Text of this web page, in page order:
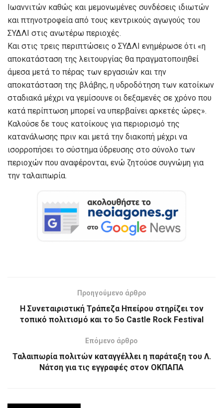
Ιωαννιτών καθώς και μεμονωμένες συνδέσεις ιδιωτών
και πτηνοτροφεία από τους κεντρικούς αγωγούς του
ΣΥΔΛΙ στις ανωτέρω περιοχές.
Και στις τρεις περιπτώσεις ο ΣΥΔΛΙ ενημέρωσε ότι «η
αποκατάσταση της λειτουργίας θα πραγματοποιηθεί
άμεσα μετά το πέρας των εργασιών και την
αποκατάσταση της βλάβης, η υδροδότηση των κατοίκων
σταδιακά μέχρι να γεμίσουνε οι δεξαμενές σε χρόνο που
κατά περίπτωση μπορεί να υπερβαίνει αρκετές ώρες».
Καλούσε δε τους κατοίκους για περιορισμό της
κατανάλωσης πριν και μετά την διακοπή μέχρι να
ισορροπήσει το σύστημα ύδρευσης στο σύνολο των
περιοχών που αναφέρονται, ενώ ζητούσε συγνώμη για
την ταλαιπωρία.
Προηγούμενο άρθρο
Η Συνεταιριστική Τράπεζα Ηπείρου στηρίζει τον
τοπικό πολιτισμό και το 5ο Castle Rock Festival
Επόμενο άρθρο
Ταλαιπωρία πολιτών καταγγέλλει η παράταξη του Λ.
Νάτση για τις εγγραφές στον ΟΚΠΑΠΑ